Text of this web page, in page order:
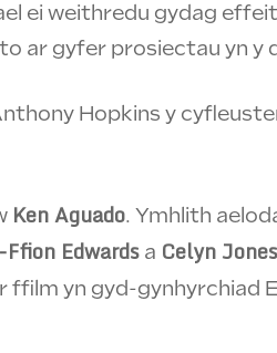
ei weithredu gydag
ar gyfer prosiectau yn y
Hopkins y
Ken Aguado. Ymhlith
Edwards a Celyn Jones
ffilm yn gyd-gynhyrchiad